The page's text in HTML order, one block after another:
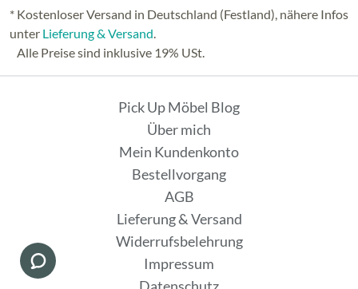
* Kostenloser Versand in Deutschland (Festland), nähere Infos
unter Lieferung & Versand.
Alle Preise sind inklusive 19% USt.
Pick Up Möbel Blog
Über mich
Mein Kundenkonto
Bestellvorgang
AGB
Lieferung & Versand
Widerrufsbelehrung
Impressum